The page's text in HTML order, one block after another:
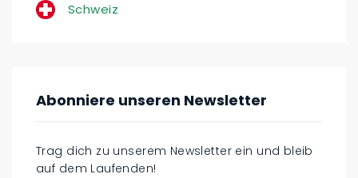
Schweiz
Abonniere unseren Newsletter
Trag dich zu unserem Newsletter ein und bleib
auf dem Laufenden!